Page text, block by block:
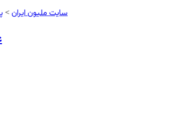
سایت ملیون ایران >